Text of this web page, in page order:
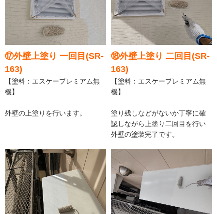
⑰外壁上塗り 一回目(SR-
163)
【塗料：エスケープレミアム無
機】
外壁の上塗りを行います。
⑱外壁上塗り 二回目(SR-
163)
【塗料：エスケープレミアム無
機】
塗り残しなどがないか丁寧に確
認しながら上塗り二回目を行い
外壁の塗装完了です。